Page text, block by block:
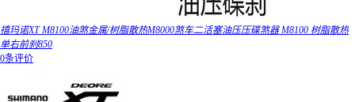
禧玛诺XT M8100油煞金属/树脂散热M8000煞车二活塞油压压碟煞器 M8100 树脂散热
单右前刹850
0条评价